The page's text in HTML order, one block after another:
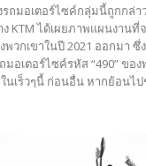
ถมอเตอร์ไซค์กลุ่มนี้ถูกกล่า
KTM ได้เผยภาพแผนงานที่
วกเขาในปี 2021 ออกมา ซึ่
อเตอร์ไซค์รหัส “490” ของ
นเร็วๆนี้ ก่อนอื่น หากย้อนไ